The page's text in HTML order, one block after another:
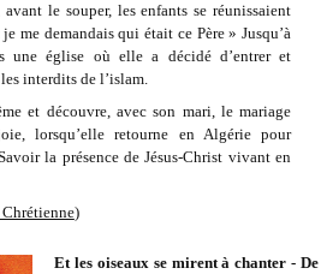
le souper, les enfants se réunissaient
me demandais qui était ce Père » Jusqu’à
une église où elle a décidé d’entrer et
les interdits de l’islam.
et découvre, avec son mari, le mariage
lorsqu’elle retourne en Algérie pour
la présence de Jésus-Christ vivant en
)
Et les oiseaux se mirent à chanter - De